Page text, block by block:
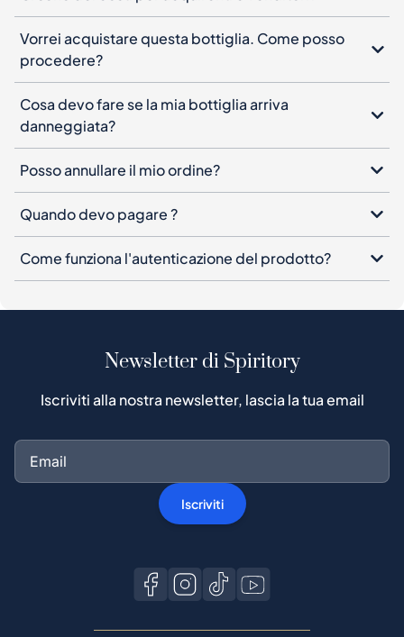
Vorrei acquistare questa bottiglia. Come posso
procedere?
Cosa devo fare se la mia bottiglia arriva
danneggiata?
Posso annullare il mio ordine?
Quando devo pagare ?
Come funziona l'autenticazione del prodotto?
Newsletter di Spiritory
Iscriviti alla nostra newsletter, lascia la tua email
Iscriviti